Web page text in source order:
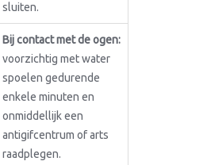
sluiten.
Bij contact met de ogen:
voorzichtig met water
spoelen gedurende
enkele minuten en
onmiddellijk een
antigifcentrum of arts
raadplegen.